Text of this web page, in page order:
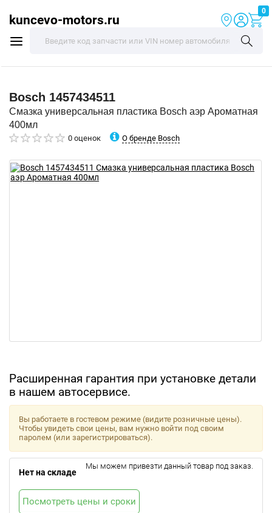
kuncevo-motors.ru
0
Bosch 1457434511
Смазка универсальная пластика Bosch аэр Ароматная
400мл
0 оценок О бренде Bosch
Расширенная гарантия при установке детали
в нашем автосервисе.
Вы работаете в гостевом режиме (видите розничные цены).
Чтобы увидеть свои цены, вам нужно войти под своим
паролем (или зарегистрироваться).
Нет на складе
Мы можем привезти данный товар под заказ.
Посмотреть цены и сроки